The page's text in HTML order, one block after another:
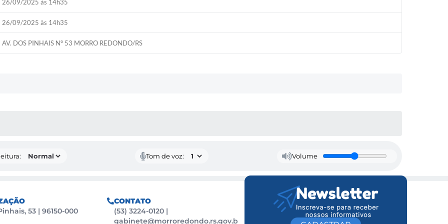
26/09/2025 às 14h35
26/09/2025 às 14h35
AV. DOS PINHAIS N° 53 MORRO REDONDO/RS
Tom de voz: Volume
53 | 96150-000
CONTATO
(53) 3224-0120 |
gabinete@morroredondo.rs.gov.b